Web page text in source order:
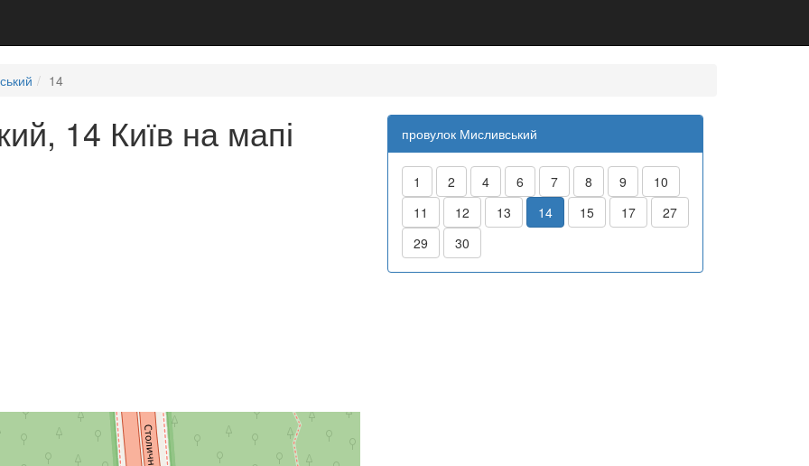
14
14 Київ на мапі провулок Мисливський
1 2 4 6 7 8 9
10
11
12 13 14 15 17
27
29
30